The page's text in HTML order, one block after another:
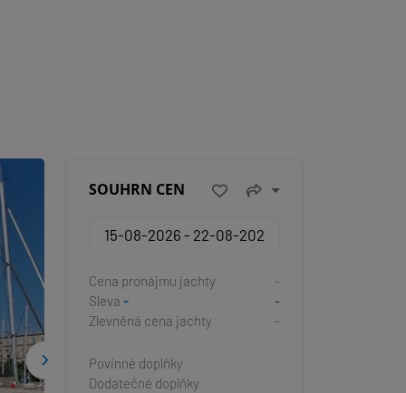
SOUHRN CEN
Cena pronájmu jachty
-
Sleva -
-
Zlevněná cena jachty
-
Povinné doplňky
Dodatečné doplňky